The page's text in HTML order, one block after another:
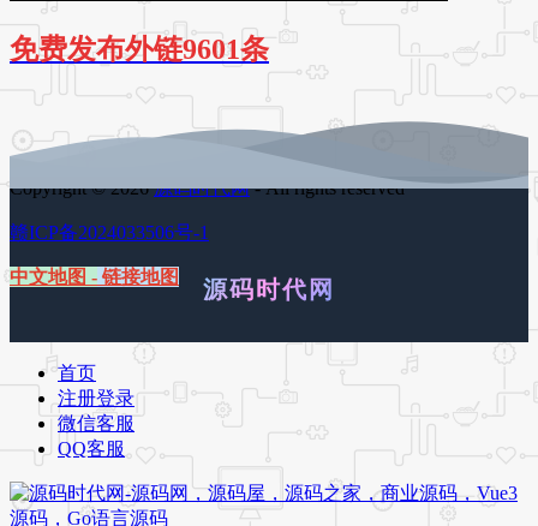
免费发布外链9601条
Copyright © 2026源码时代网- All rights reserved
赣ICP备2024033506号-1
中文地图 - 链接地图 源码时代网
首页
注册登录
微信客服
QQ客服